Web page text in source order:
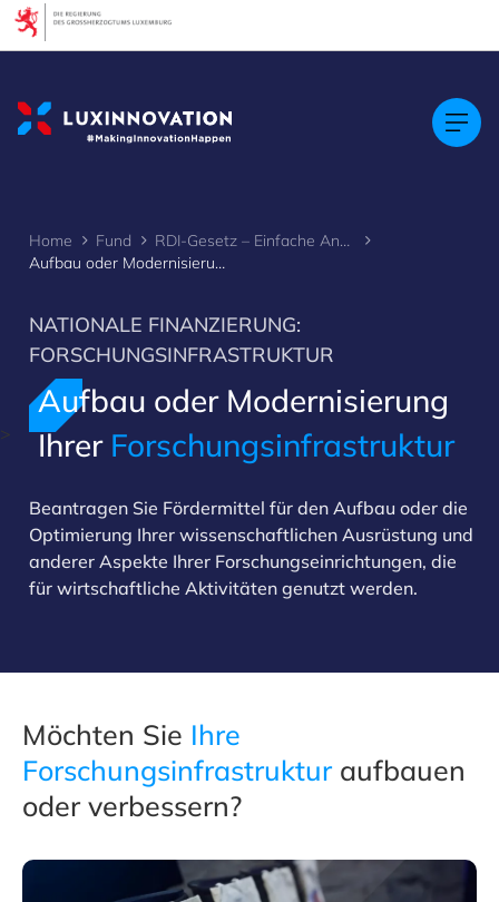
>
Home Fund
RDI-Gesetz – Einfache Anwendung
Aufbau oder Modernisierung Ihrer Forschungsinfrastruktur
NATIONALE FINANZIERUNG:
FORSCHUNGSINFRASTRUKTUR
Aufbau oder Modernisierung
Ihrer Forschungsinfrastruktur
Beantragen Sie Fördermittel für den Aufbau oder die
Optimierung Ihrer wissenschaftlichen Ausrüstung und
anderer Aspekte Ihrer Forschungseinrichtungen, die
für wirtschaftliche Aktivitäten genutzt werden.
Möchten Sie Ihre
Forschungsinfrastruktur aufbauen
oder verbessern?
Cookies management panel